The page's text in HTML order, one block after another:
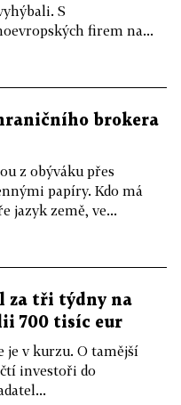
S
firem na...
brokera
z obýváku přes
papíry. Kdo má
jazyk země, ve...
za tři týdny na
700 tisíc eur
je v kurzu. O tamější
investoři do